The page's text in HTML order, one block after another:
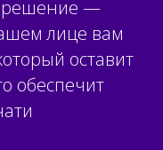
решение —
лице вам
оставит
обеспечит